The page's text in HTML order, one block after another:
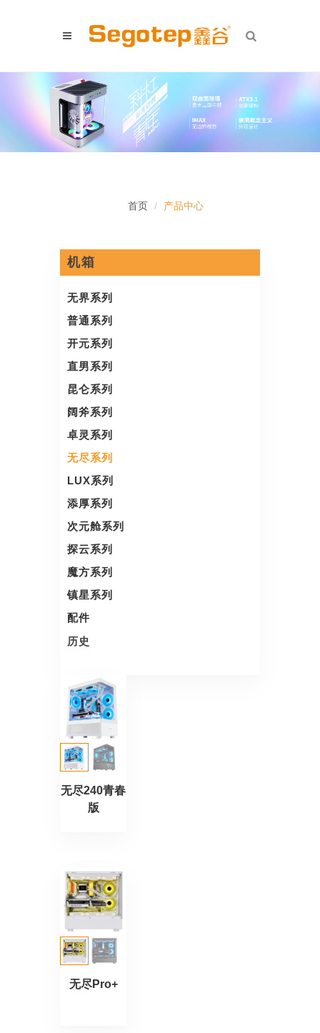
首页 产品中心
机箱
无界系列
普通系列
开元系列
直男系列
昆仑系列
阔斧系列
卓灵系列
无尽系列
LUX系列
添厚系列
次元舱系列
探云系列
魔方系列
镇星系列
配件
历史
无尽240青春
版
无尽Pro+